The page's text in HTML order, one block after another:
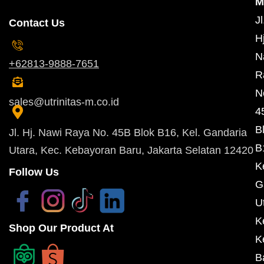
Contact Us
+62813-9888-7651
sales@utrinitas-m.co.id
Jl. Hj. Nawi Raya No. 45B Blok B16, Kel. Gandaria
Utara, Kec. Kebayoran Baru, Jakarta Selatan 12420
Follow Us
Shop Our Product At